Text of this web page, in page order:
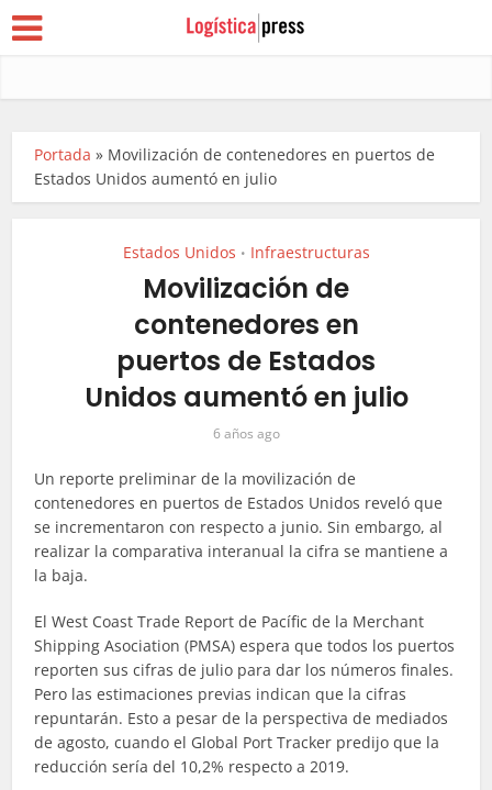
Portada » Movilización de contenedores en puertos de
Estados Unidos aumentó en julio
Estados Unidos • Infraestructuras
Movilización de
contenedores en
puertos de Estados
Unidos aumentó en julio
6 años ago
Un reporte preliminar de la movilización de
contenedores en puertos de Estados Unidos reveló que
se incrementaron con respecto a junio. Sin embargo, al
realizar la comparativa interanual la cifra se mantiene a
la baja.
El West Coast Trade Report de Pacífic de la Merchant
Shipping Asociation (PMSA) espera que todos los puertos
reporten sus cifras de julio para dar los números finales.
Pero las estimaciones previas indican que la cifras
repuntarán. Esto a pesar de la perspectiva de mediados
de agosto, cuando el Global Port Tracker predijo que la
reducción sería del 10,2% respecto a 2019.